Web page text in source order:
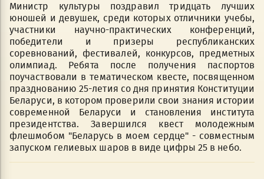
Министр культуры поздравил тридцать лучших
юношей и девушек, среди которых отличники учебы,
участники научно-практических конференций,
победители и призеры республиканских
соревнований, фестивалей, конкурсов, предметных
олимпиад. Ребята после получения паспортов
поучаствовали в тематическом квесте, посвященном
празднованию 25-летия со дня принятия Конституции
Беларуси, в котором проверили свои знания истории
современной Беларуси и становления института
президентства. Завершился квест молодежным
флешмобом "Беларусь в моем сердце" - совместным
запуском гелиевых шаров в виде цифры 25 в небо.